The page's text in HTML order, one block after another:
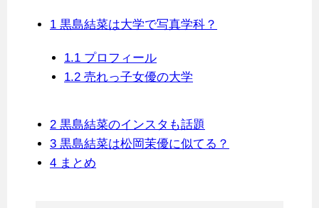
1 黒島結菜は大学で写真学科？
1.1 プロフィール
1.2 売れっ子女優の大学
2 黒島結菜のインスタも話題
3 黒島結菜は松岡茉優に似てる？
4 まとめ